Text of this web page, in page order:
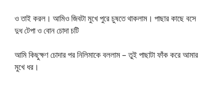
ও তাই করল। আমিও জিবটা মুখে পুরে চুষতে থাকলাম। পাছার কাছে বসে
দুধ টেপা ও বোন চোদা চটি
আমি কিছুক্ষণ চোদার পর নিলিমাকে বললাম – তুই পাছাটা ফাঁক করে আমার
মুখে ধর।